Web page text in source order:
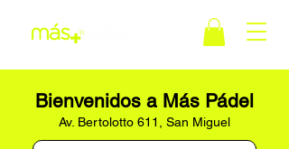
Bienvenidos a Más Pádel
Av. Bertolotto 611, San Miguel